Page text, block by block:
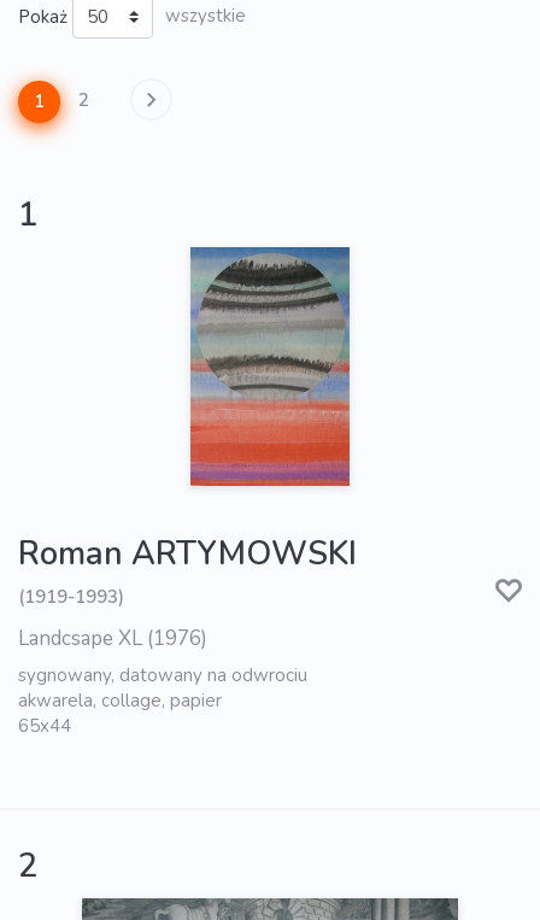
Pokaż wszystkie
1 2
1
Roman ARTYMOWSKI
(1919-1993)
Landcsape XL (1976)
sygnowany, datowany na odwrociu
akwarela, collage, papier
65x44
2